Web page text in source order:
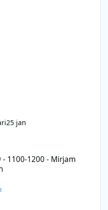
25 jan
- 1100-1200 - Mirjam